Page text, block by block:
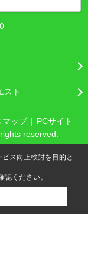
スト
マップ
PCサイト
reserved.
ス向上検討を目的と
認ください。